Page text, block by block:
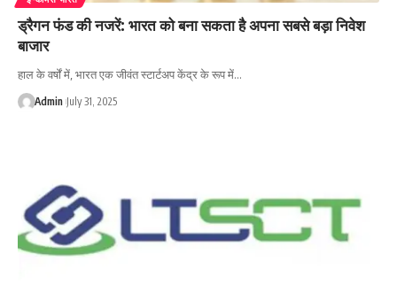
ड्रैगन फंड की नजरें: भारत को बना सकता है अपना सबसे बड़ा निवेश
बाजार
हाल के वर्षों में, भारत एक जीवंत स्टार्टअप केंद्र के रूप में…
Admin July 31, 2025